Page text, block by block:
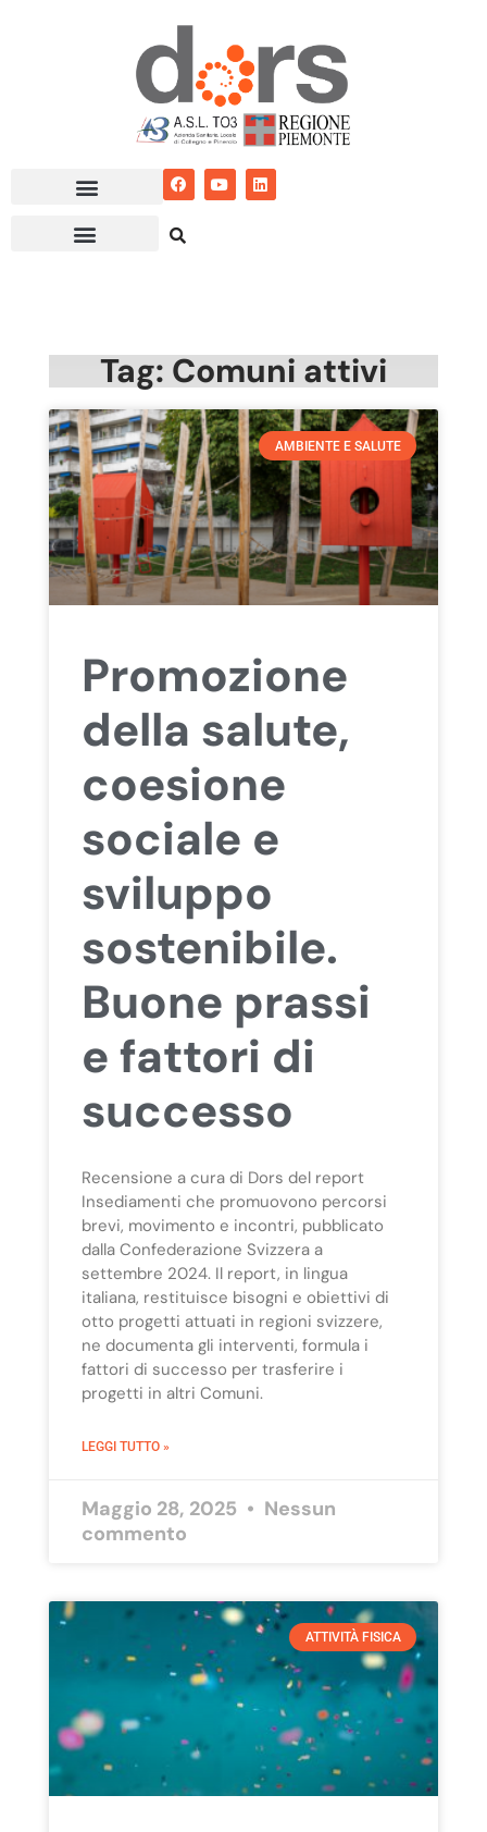
Tag: Comuni attivi
AMBIENTE E SALUTE
Promozione
della salute,
coesione
sociale e
sviluppo
sostenibile.
Buone prassi
e fattori di
successo
Recensione a cura di Dors del report
Insediamenti che promuovono percorsi
brevi, movimento e incontri, pubblicato
dalla Confederazione Svizzera a
settembre 2024. Il report, in lingua
italiana, restituisce bisogni e obiettivi di
otto progetti attuati in regioni svizzere,
ne documenta gli interventi, formula i
fattori di successo per trasferire i
progetti in altri Comuni.
LEGGI TUTTO »
Maggio 28, 2025
Nessun
commento
ATTIVITÀ FISICA